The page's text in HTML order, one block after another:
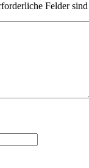
Felder